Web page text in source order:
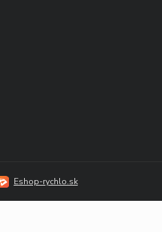
Eshop-rychlo.sk